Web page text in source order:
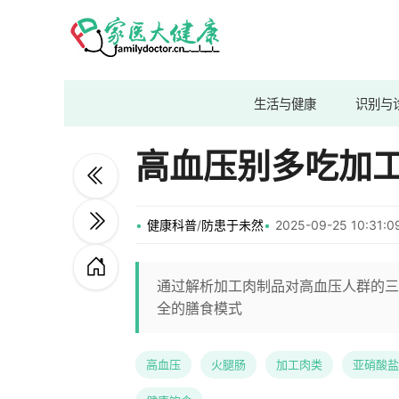
生活与健康 识别与
高血压别多吃加
健康科普/防患于未然 2025-09-25
通过解析加工肉制品对高血压人群的
全的膳食模式
高血压 火腿肠 加工肉类 亚硝酸盐